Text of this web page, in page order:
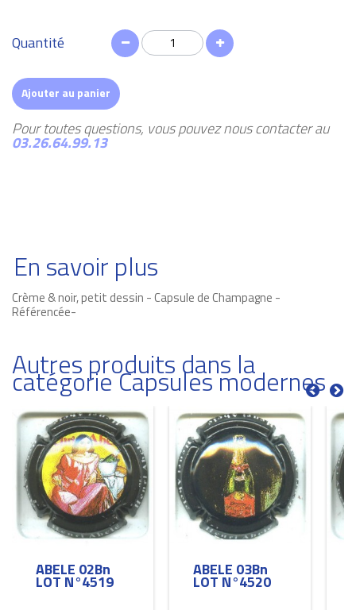
Quantité
Ajouter au panier
Pour toutes questions, vous pouvez nous contacter au
03.26.64.99.13
En savoir plus
Crème & noir, petit dessin - Capsule de Champagne -
Référencée-
Autres produits dans la
catégorie Capsules modernes
ABELE 02Bn
LOT N°4519
ABELE 03Bn
LOT N°4520